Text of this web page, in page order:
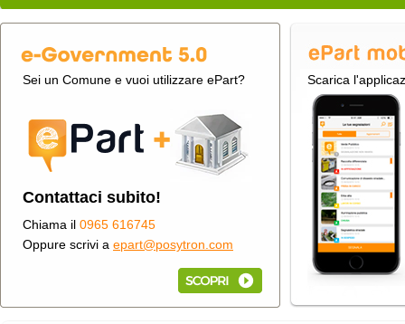
Sei un Comune e vuoi utilizzare ePart?
Contattaci subito!
Chiama il 0965 616745
Oppure scrivi a epart@posytron.com
Scarica